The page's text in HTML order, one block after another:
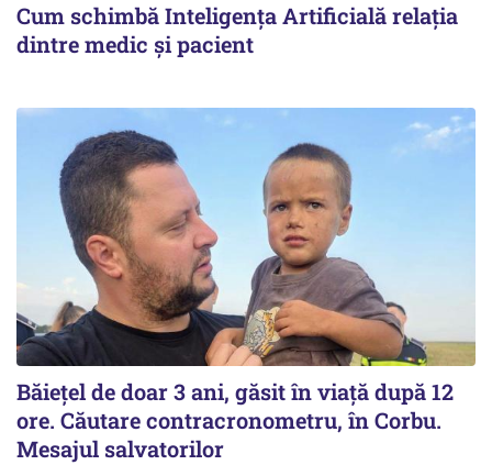
Cum schimbă Inteligența Artificială relația
dintre medic și pacient
Băiețel de doar 3 ani, găsit în viață după 12
ore. Căutare contracronometru, în Corbu.
Mesajul salvatorilor